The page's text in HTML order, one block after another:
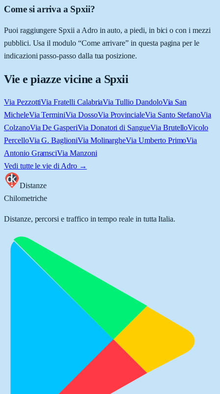
Come si arriva a Spxii?
Puoi raggiungere Spxii a Adro in auto, a piedi, in bici o con i mezzi
pubblici. Usa il modulo “Come arrivare” in questa pagina per le
indicazioni passo-passo dalla tua posizione.
Vie e piazze vicine a Spxii
Via PezzottiVia Fratelli CalabriaVia Tullio DandoloVia San
MicheleVia TerminiVia DossoVia ProvincialeVia Santo StefanoVia
ColzanoVia De GasperiVia Donatori di SangueVia BrutelloVicolo
PercelloVia G. BaglioniVia MolinargheVia Umberto PrimoVia
Antonio GramsciVia Manzoni
Vedi tutte le vie di Adro→
Distanze
Chilometriche
Distanze, percorsi e traffico in tempo reale in tutta Italia.